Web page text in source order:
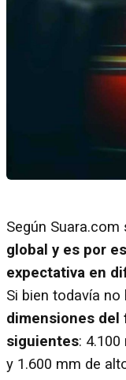
Según Suara.com
global y es por
expectativa en
Si bien todavía
dimensiones del
siguientes:
y 1.600 mm de